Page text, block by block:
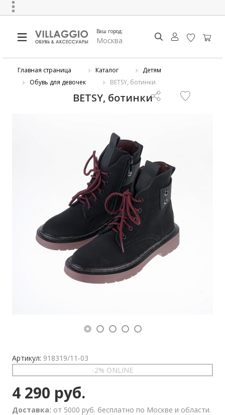
Ваш город:
Москва
Главная страница Каталог
Детям
Обувь для девочек
BETSY, ботинки
BETSY, ботинки
Артикул: 918319/11-03
-2% ONLINE
4 290 руб.
Доставка: от 5000 руб. бесплатно по Москве и области.